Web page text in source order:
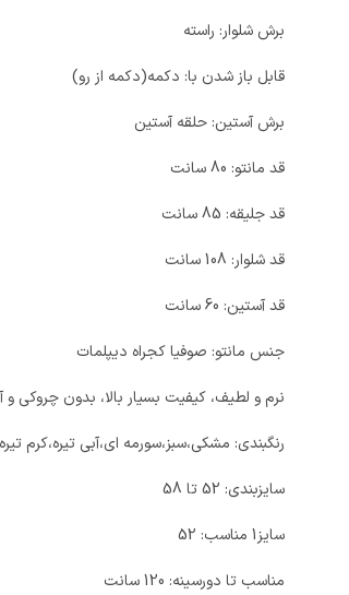
برش شلوار: راسته
قابل باز شدن با: دکمه(دکمه از رو)
برش آستین: حلقه آستین
قد مانتو: 80 سانت
قد جلیقه: 85 سانت
قد شلوار: 108 سانت
قد آستین: 60 سانت
جنس مانتو: صوفیا کجراه دیپلمات
نرم و لطیف، کیفیت بسیار بالا، بدون چروکی و
رنگبندی: مشکی،سبز،سورمه ای،آبی تیره،کرم
سایزبندی: 52 تا 58
سایز1 مناسب: 52
مناسب تا دورسینه: 120 سانت